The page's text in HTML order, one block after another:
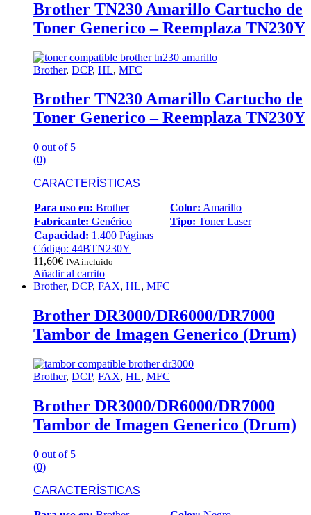
Brother TN230 Amarillo Cartucho de
Toner Generico – Reemplaza TN230Y
Brother, DCP, HL, MFC
Brother TN230 Amarillo Cartucho de
Toner Generico – Reemplaza TN230Y
0 out of 5
(0)
CARACTERÍSTICAS
Para uso en: Brother Color: Amarillo
Fabricante: Genérico Tipo: Toner Laser
Capacidad: 1.400 Páginas
Código: 44BTN230Y
11,60€ IVA incluido
Añadir al carrito
Brother, DCP, FAX, HL, MFC
Brother DR3000/DR6000/DR7000
Tambor de Imagen Generico (Drum)
Brother, DCP, FAX, HL, MFC
Brother DR3000/DR6000/DR7000
Tambor de Imagen Generico (Drum)
0 out of 5
(0)
CARACTERÍSTICAS